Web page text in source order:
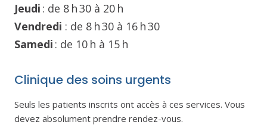
Jeudi : de 8 h 30 à 20 h
Vendredi : de 8 h 30 à 16 h 30
Samedi : de 10 h à 15 h
Clinique des soins urgents
Seuls les patients inscrits ont accès à ces services. Vous
devez absolument prendre rendez-vous.